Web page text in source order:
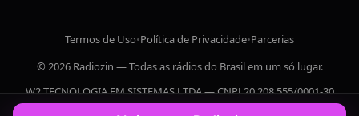
Termos de Uso•Política de Privacidade•Parcerias
© 2026 Radiozin — Todas as rádios do Brasil em um só lugar.
W2 TECNOLOGIA EM SISTEMAS LTDA — CNPJ 20.208.555/0001-30